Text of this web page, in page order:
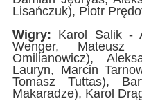
Lisańczuk), Piotr
Wigry: Karol Salik -
Wenger, Mateusz
Omilianowicz),
Lauryn, Marcin
Tomasz Tuttas),
Makaradze), Karol